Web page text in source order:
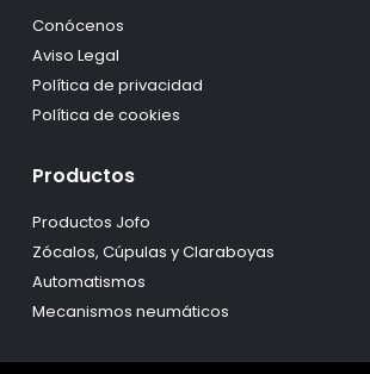
Conócenos
Aviso Legal
Política de privacidad
Política de cookies
Productos
Productos Jofo
Zócalos, Cúpulas y Claraboyas
Automatismos
Mecanismos neumáticos